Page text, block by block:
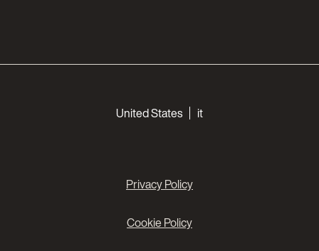
United States it
Privacy Policy
Cookie Policy